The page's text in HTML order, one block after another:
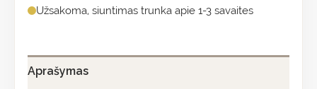
Užsakoma, siuntimas trunka apie 1-3 savaites
Aprašymas